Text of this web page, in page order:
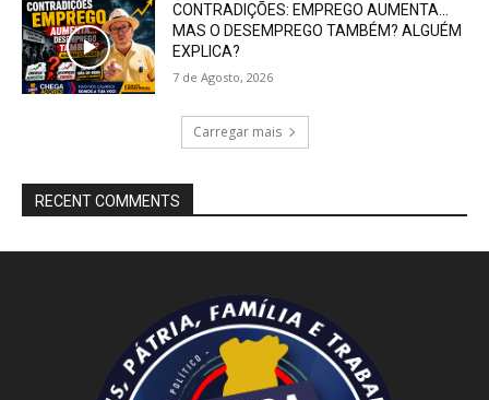
CONTRADIÇÕES: EMPREGO AUMENTA…
MAS O DESEMPREGO TAMBÉM? ALGUÉM
EXPLICA?
7 de Agosto, 2026
Carregar mais
RECENT COMMENTS